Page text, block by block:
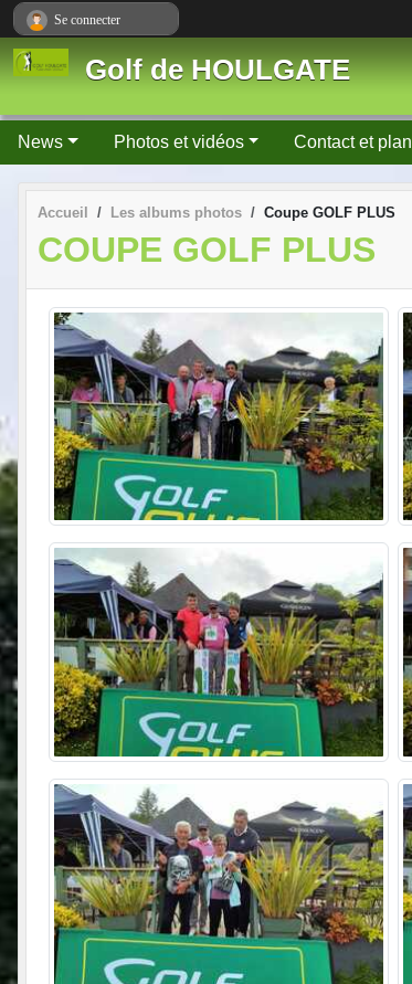
Golf de HOULGATE
News Photos et vidéos Contact et plan
Accueil Les albums photos Coupe GOLF PLUS
COUPE GOLF PLUS
Se connecter
Panneau de gestion des cookies